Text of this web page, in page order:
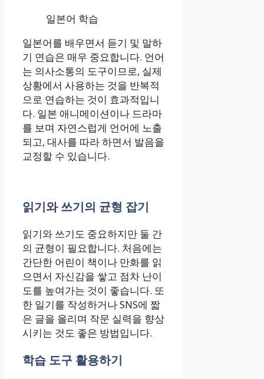
일본어 학습
일본어를 배우면서 듣기 및 말하
기 연습은 매우 중요합니다. 언어
는 의사소통의 도구이므로, 실제
상황에서 사용하는 것을 반복적
으로 연습하는 것이 효과적입니
다. 일본 애니메이션이나 드라마
를 보며 자연스럽게 언어에 노출
되고, 대사를 따라 하면서 발음을
교정할 수 있습니다.
읽기와 쓰기의 균형 잡기
읽기와 쓰기도 중요하지만 둘 간
의 균형이 필요합니다. 처음에는
간단한 어린이 책이나 만화를 읽
으면서 자신감을 쌓고 점차 난이
도를 높여가는 것이 좋습니다. 또
한 일기를 작성하거나 SNS에 짧
은 글을 올리며 작문 실력을 향상
시키는 것도 좋은 방법입니다.
학습 도구 활용하기